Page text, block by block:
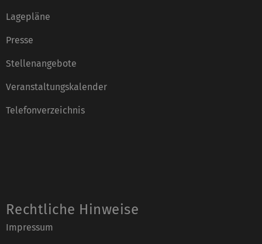
Lagepläne
Presse
Stellenangebote
Veranstaltungskalender
Telefonverzeichnis
Rechtliche Hinweise
Impressum